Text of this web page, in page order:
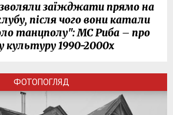
заїжджати прямо на
після чого вони катали
танцполу": МС Риба – про
культуру 1990-2000х
ФОТОПОГЛЯД